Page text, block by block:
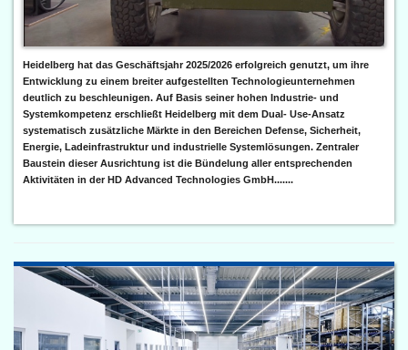
Heidelberg hat das Geschäftsjahr 2025/2026 erfolgreich genutzt, um ihre
Entwicklung zu einem breiter aufgestellten Technologieunternehmen
deutlich zu beschleunigen. Auf Basis seiner hohen Industrie- und
Systemkompetenz erschließt Heidelberg mit dem Dual- Use-Ansatz
systematisch zusätzliche Märkte in den Bereichen Defense, Sicherheit,
Energie, Ladeinfrastruktur und industrielle Systemlösungen. Zentraler
Baustein dieser Ausrichtung ist die Bündelung aller entsprechenden
Aktivitäten in der HD Advanced Technologies GmbH.......